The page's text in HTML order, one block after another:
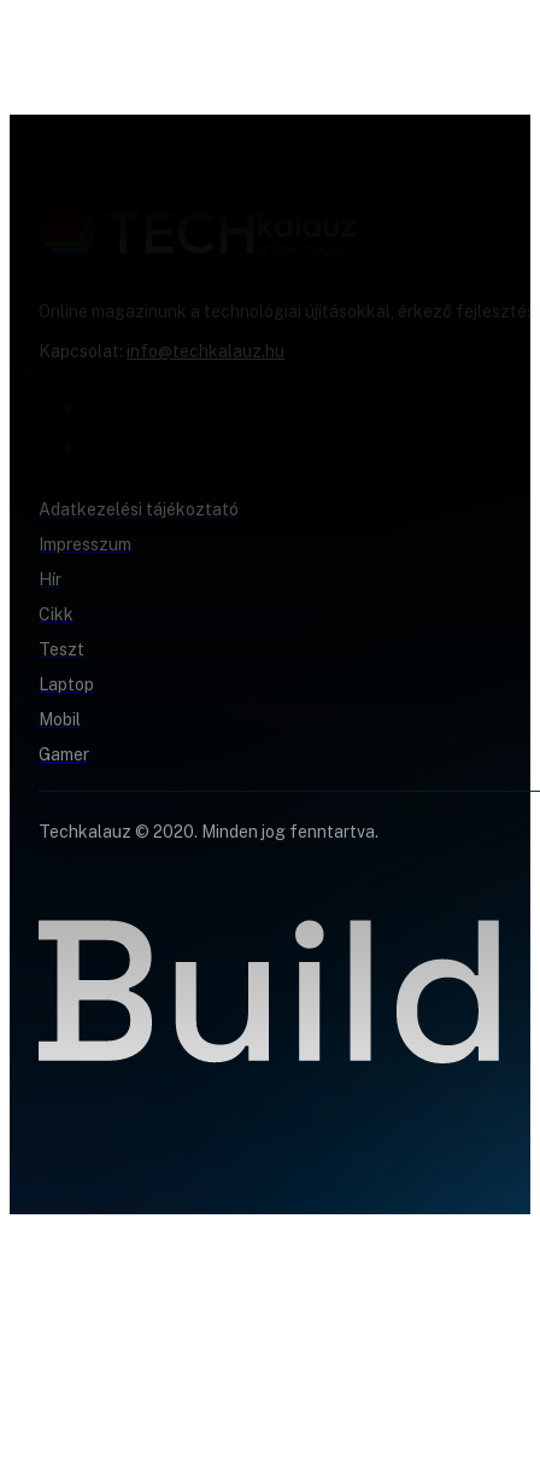
Online magazinunk a technológiai újításokkal, érkező
Kapcsolat: info@techkalauz.hu
Adatkezelési tájékoztató
Impresszum
Hír
Cikk
Teszt
Laptop
Mobil
Gamer
Techkalauz © 2020. Minden jog fenntartva.